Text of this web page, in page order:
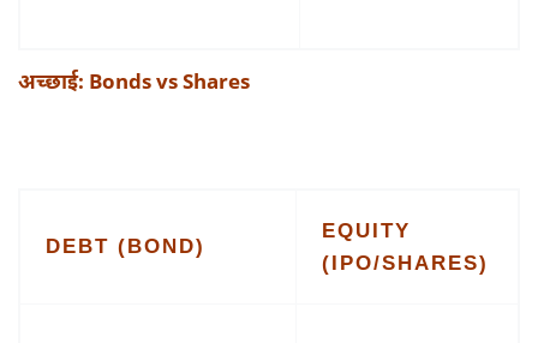
अच्छाई: Bonds vs Shares
DEBT (BOND)
EQUITY
(IPO/SHARES)